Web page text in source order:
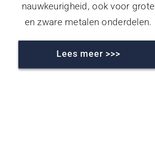
nauwkeurigheid, ook voor grote
en zware metalen onderdelen.
Lees meer >>>